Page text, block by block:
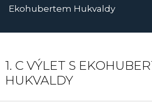
Ekohubertem Hukvaldy
1. C VÝLET S
HUKVALDY